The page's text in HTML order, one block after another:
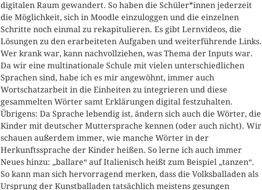
digitalen Raum gewandert. So haben die Schüler*innen jederzeit
die Möglichkeit, sich in Moodle einzuloggen und die einzelnen
Schritte noch einmal zu rekapitulieren. Es gibt Lernvideos, die
Lösungen zu den erarbeiteten Aufgaben und weiterführende Links.
Wer krank war, kann nachvollziehen, was Thema der Inputs war.
Da wir eine multinationale Schule mit vielen unterschiedlichen
Sprachen sind, habe ich es mir angewöhnt, immer auch
Wortschatzarbeit in die Einheiten zu integrieren und diese
gesammelten Wörter samt Erklärungen digital festzuhalten.
Übrigens: Da Sprache lebendig ist, ändern sich auch die Wörter, die
Kinder mit deutscher Muttersprache kennen (oder auch nicht). Wir
schauen außerdem immer, wie manche Wörter in der
Herkunftssprache der Kinder heißen. So lerne ich auch immer
Neues hinzu: „ballare“ auf Italienisch heißt zum Beispiel „tanzen“.
So kann man sich hervorragend merken, dass die Volksballaden als
Ursprung der Kunstballaden tatsächlich meistens gesungen